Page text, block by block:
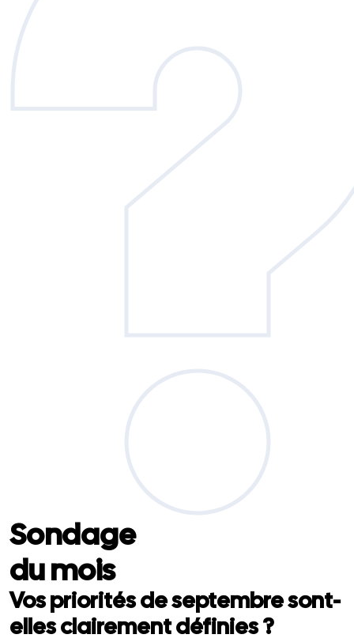
Sondage
du mois
Vos priorités de septembre sont-
elles clairement définies ?